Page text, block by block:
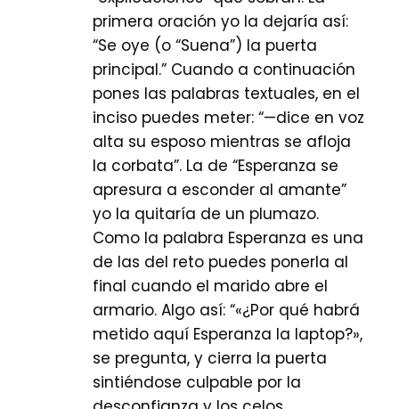
primera oración yo la dejaría así:
“Se oye (o “Suena”) la puerta
principal.” Cuando a continuación
pones las palabras textuales, en el
inciso puedes meter: “—dice en voz
alta su esposo mientras se afloja
la corbata”. La de “Esperanza se
apresura a esconder al amante”
yo la quitaría de un plumazo.
Como la palabra Esperanza es una
de las del reto puedes ponerla al
final cuando el marido abre el
armario. Algo así: “«¿Por qué habrá
metido aquí Esperanza la laptop?»,
se pregunta, y cierra la puerta
sintiéndose culpable por la